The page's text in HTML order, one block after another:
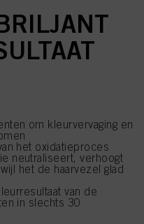
om kleurvervaging en
het oxidatieproces
neutraliseert, verhoogt
het de haarvezel glad
van de
in slechts 30